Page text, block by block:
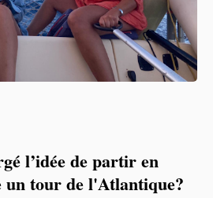
l’idée de partir en
tour de l'Atlantique?